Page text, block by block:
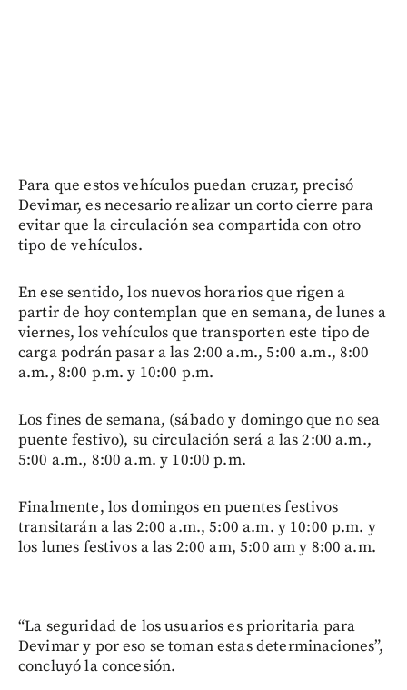
Para que estos vehículos puedan cruzar, precisó
Devimar, es necesario realizar un corto cierre para
evitar que la circulación sea compartida con otro
tipo de vehículos.
En ese sentido, los nuevos horarios que rigen a
partir de hoy contemplan que en semana, de lunes a
viernes, los vehículos que transporten este tipo de
carga podrán pasar a las 2:00 a.m., 5:00 a.m., 8:00
a.m., 8:00 p.m. y 10:00 p.m.
Los fines de semana, (sábado y domingo que no sea
puente festivo), su circulación será a las 2:00 a.m.,
5:00 a.m., 8:00 a.m. y 10:00 p.m.
Finalmente, los domingos en puentes festivos
transitarán a las 2:00 a.m., 5:00 a.m. y 10:00 p.m. y
los lunes festivos a las 2:00 am, 5:00 am y 8:00 a.m.
“La seguridad de los usuarios es prioritaria para
Devimar y por eso se toman estas determinaciones”,
concluyó la concesión.